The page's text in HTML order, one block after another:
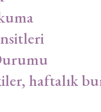
haftalık